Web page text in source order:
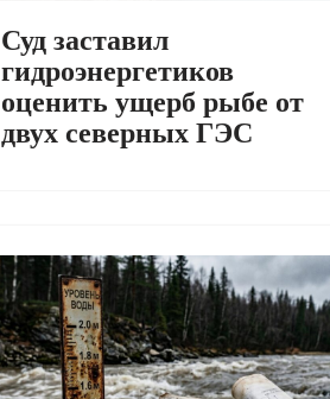
Суд заставил
гидроэнергетиков
оценить ущерб рыбе от
двух северных ГЭС